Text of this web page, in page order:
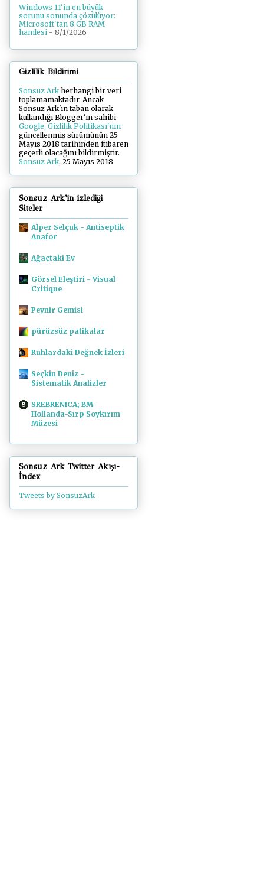
Windows 11'in en büyük
sorunu sonunda çözülüyor:
Microsoft'tan 8 GB RAM
hamlesi - 8/1/2026
Gizlilik Bildirimi
Sonsuz Arkherhangi bir veri
toplamamaktadır. Ancak
Sonsuz Ark'ın taban olarak
kullandığı Blogger'ın sahibi
Google, Gizlilik Politikası'nın
güncellenmiş sürümünün 25
Mayıs 2018 tarihinden itibaren
geçerli olacağını bildirmiştir.
Sonsuz Ark, 25 Mayıs 2018
Sonsuz Ark'in izlediği
Siteler
Alper Selçuk - Antiseptik
Anafor
Ağaçtaki Ev
Görsel Eleştiri - Visual
Critique
Peynir Gemisi
pürüzsüz patikalar
Ruhlardaki Değnek İzleri
Seçkin Deniz -
Sistematik Analizler
SREBRENICA; BM-
Hollanda-Sırp Soykırım
Müzesi
Sonsuz Ark Twitter Akışı-
İndex
Tweets by SonsuzArk